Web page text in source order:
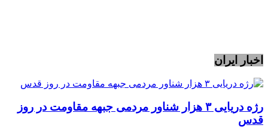
اخبار ایران
رژه دریایی ۳ هزار شناور مردمی جبهه مقاومت در روز
قدس